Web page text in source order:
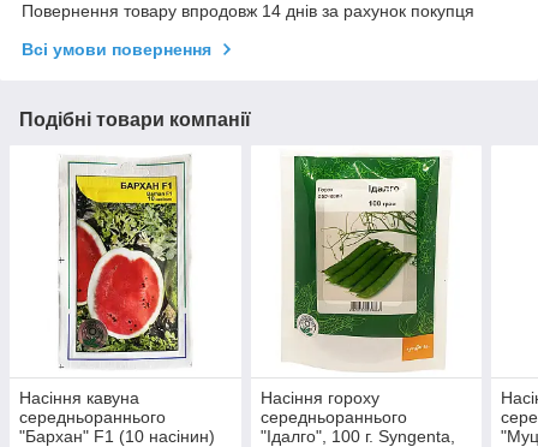
Повернення товару впродовж 14 днів за рахунок покупця
Всі умови повернення
Подібні товари компанії
Насіння кавуна
середньораннього
"Бархан" F1 (10 насінин)
Насіння гороху
середньораннього
"Ідалго", 100 г. Syngenta,